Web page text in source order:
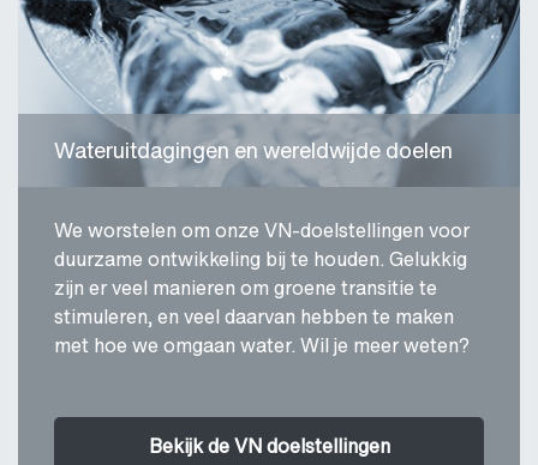
Wateruitdagingen en wereldwijde doelen
We worstelen om onze VN-doelstellingen voor
duurzame ontwikkeling bij te houden. Gelukkig
zijn er veel manieren om groene transitie te
stimuleren, en veel daarvan hebben te maken
met hoe we omgaan water. Wil je meer weten?
Bekijk de VN doelstellingen